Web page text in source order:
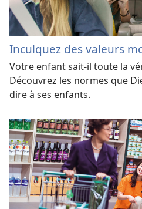
Inculquez des valeurs
Votre enfant sait-il toute la
Découvrez les normes que
dire à ses enfants.